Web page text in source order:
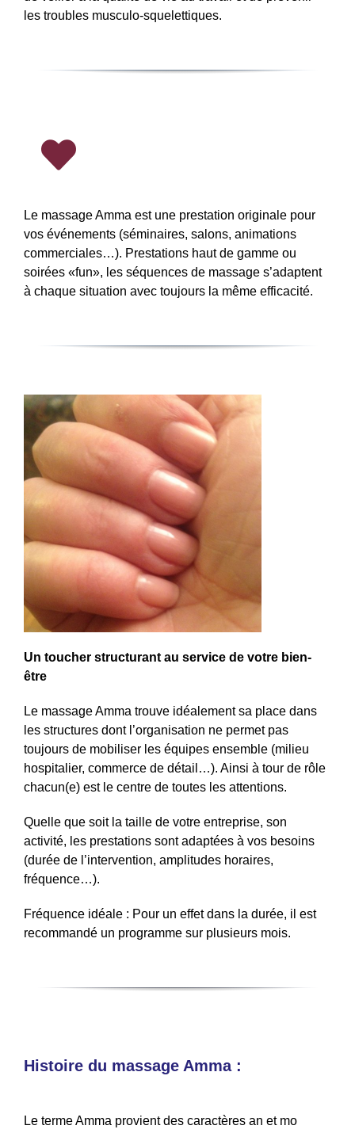
les troubles musculo-squelettiques.
Le massage Amma est une prestation originale pour
vos événements (séminaires, salons, animations
commerciales…). Prestations haut de gamme ou
soirées «fun», les séquences de massage s’adaptent
à chaque situation avec toujours la même efficacité.
Un toucher structurant au service de votre bien-
être
Le massage Amma trouve idéalement sa place dans
les structures dont l’organisation ne permet pas
toujours de mobiliser les équipes ensemble (milieu
hospitalier, commerce de détail…). Ainsi à tour de rôle
chacun(e) est le centre de toutes les attentions.
Quelle que soit la taille de votre entreprise, son
activité, les prestations sont adaptées à vos besoins
(durée de l’intervention, amplitudes horaires,
fréquence…).
Fréquence idéale : Pour un effet dans la durée, il est
recommandé un programme sur plusieurs mois.
Histoire du massage Amma :
Le terme Amma provient des caractères an et mo